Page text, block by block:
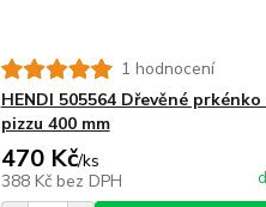
1 hodnocení
HENDI 505564 Dřevěné prkénko
pizzu 400 mm
470 Kč/ks
388 Kč bez DPH